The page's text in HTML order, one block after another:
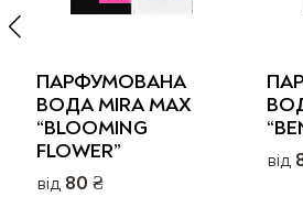
ПАРФУМОВАНА
ВОДА MIRA MAX
“BLOOMING
FLOWER”
від 80 ₴
від